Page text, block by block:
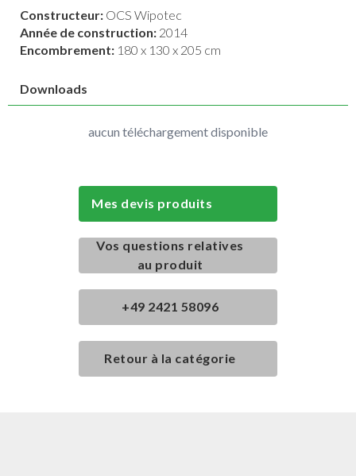
Constructeur: OCS Wipotec
Année de construction: 2014
Encombrement: 180 x 130 x 205 cm
Downloads
aucun téléchargement disponible
Mes devis produits
Vos questions relatives
au produit
+49 2421 58096
Retour à la catégorie